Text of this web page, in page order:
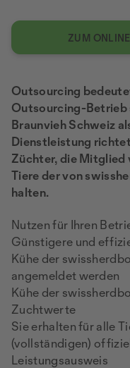
ZUM
Outsourcing
Outsourcing-Betrieb
Braunvieh Schweiz
Dienstleistung
Züchter, die Mitglied
Tiere der von
halten.
Nutzen für Ihren
Günstigere und
Kühe der
angemeldet werden
Kühe der
Zuchtwerte
Sie erhalten für alle
(vollständigen)
Leistungsausweis